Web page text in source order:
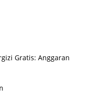
Gratis: Anggaran